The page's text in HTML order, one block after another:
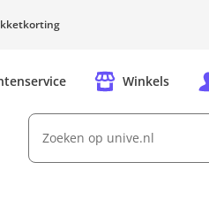
Winkels
Zoeken op unive.nl